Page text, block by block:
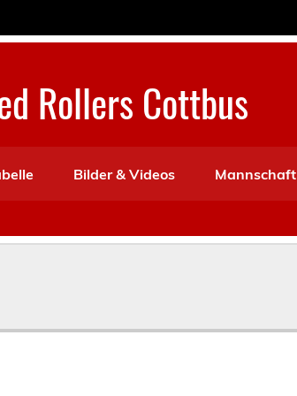
Rollers Cottbus
Bilder & Videos Mannschaft